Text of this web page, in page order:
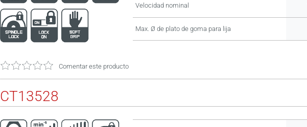
Velocidad nominal
Max. Ø de plato de goma para lija
Comentar este producto
CT13528